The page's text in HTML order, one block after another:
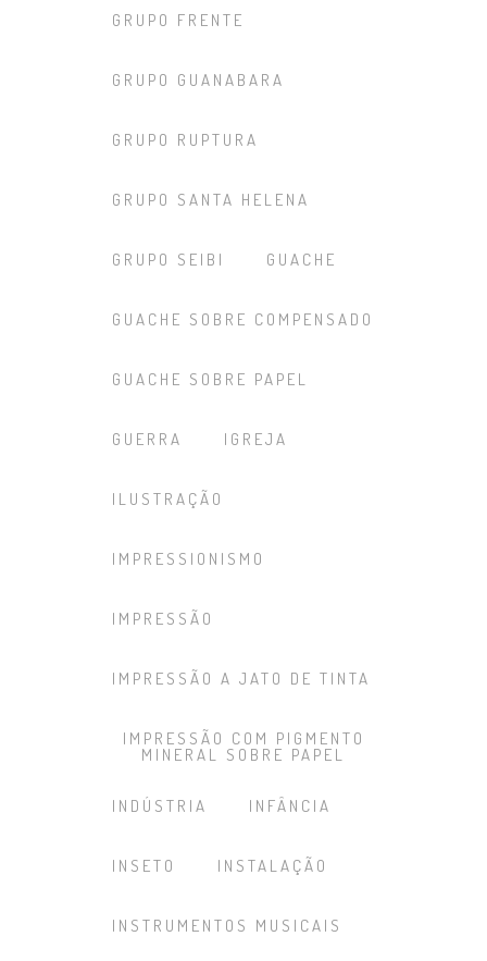
GRUPO FRENTE
GRUPO GUANABARA
GRUPO RUPTURA
GRUPO SANTA HELENA
GRUPO SEIBI GUACHE
GUACHE SOBRE COMPENSADO
GUACHE SOBRE PAPEL
GUERRA IGREJA
ILUSTRAÇÃO
IMPRESSIONISMO
IMPRESSÃO
IMPRESSÃO A JATO DE TINTA
IMPRESSÃO COM PIGMENTO
MINERAL SOBRE PAPEL
INDÚSTRIA INFÂNCIA
INSETO INSTALAÇÃO
INSTRUMENTOS MUSICAIS